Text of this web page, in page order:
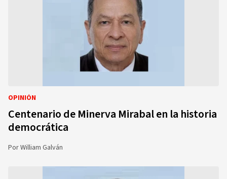
OPINIÓN
Centenario de Minerva Mirabal en la historia
democrática
PorWilliam Galván